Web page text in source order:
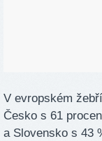
V evropském
Česko s 61
a Slovensko s 43